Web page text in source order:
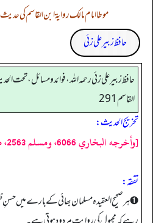
موطا امام مالک روایۃ ابن القاسم کی حدیث نمبر 291 کے فوائد
حافظ زبیر علی زئی
حافظ زبير على زئي رحمه الله، فوائد و مسائل، تحت
القاسم 291
تخریج الحدیث:
[وأخرجه البخاري 6066، ومسلم 2563، من حديث مالك به]
تفقه:
➊ ہر صحیح العقیدہ مسلمان بھائی کے بارے میں حسنِ ظن